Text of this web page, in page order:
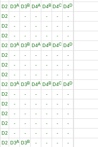
D2 D3A D3B D4A D4B D4C D4D
D2 - - - - - -
D2 - - - - - -
D2 - - - - - -
D2 D3A D3B D4A D4B D4C D4D
D2 - - - - - -
D2 - - - - - -
D2 - - - - - -
D2 D3A D3B D4A D4B D4C D4D
D2 - - - - - -
D2 - - - - - -
D2 - - - - - -
D2 - - - - - -
D2 - - - - - -
D2 D3A D3B - - - -